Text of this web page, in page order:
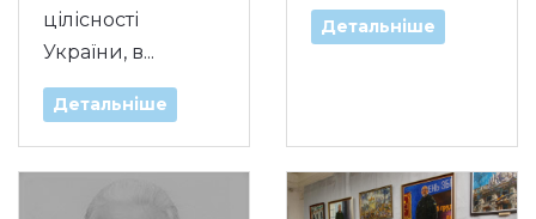
цілісності
України, в...
Детальніше
Детальніше